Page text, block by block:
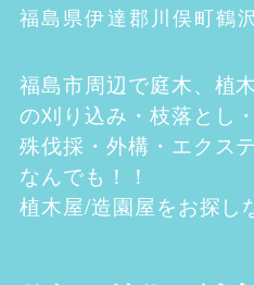
福島県伊達郡川俣町鶴
福島市周辺で庭木、植
の刈り込み・枝落とし
殊伐採・外構・エクス
なんでも！！
植木屋/造園屋をお探し